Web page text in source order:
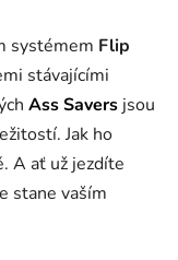
systémem Flip
stávajícími
Ass Savers jsou
Jak ho
A ať už jezdíte
stane vaším